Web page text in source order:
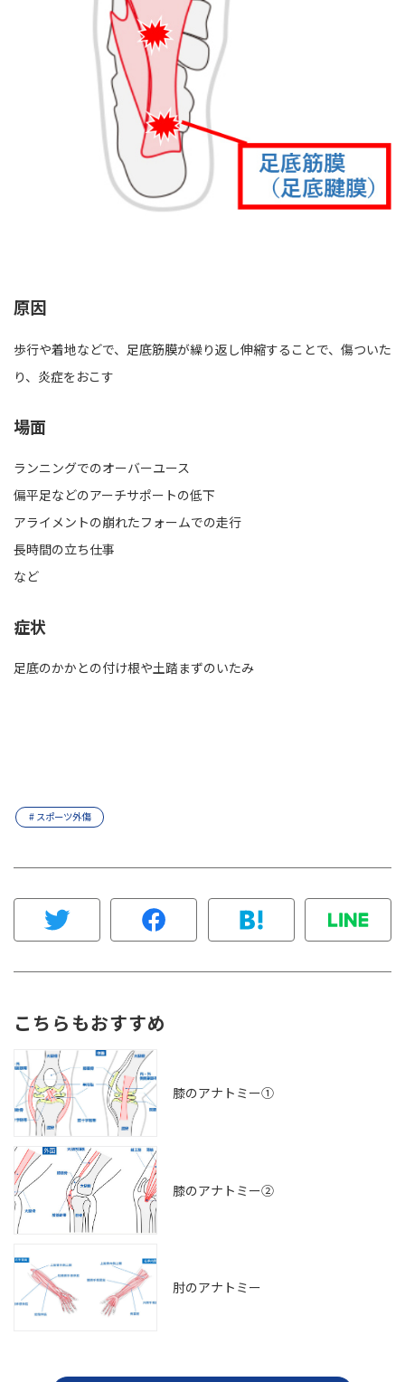
原因
歩行や着地などで、足底筋膜が繰り返し伸縮することで、傷ついた
り、炎症をおこす
場面
ランニングでのオーバーユース
偏平足などのアーチサポートの低下
アライメントの崩れたフォームでの走行
長時間の立ち仕事
など
症状
足底のかかとの付け根や土踏まずのいたみ
# スポーツ外傷
こちらもおすすめ
膝のアナトミー①
膝のアナトミー②
肘のアナトミー